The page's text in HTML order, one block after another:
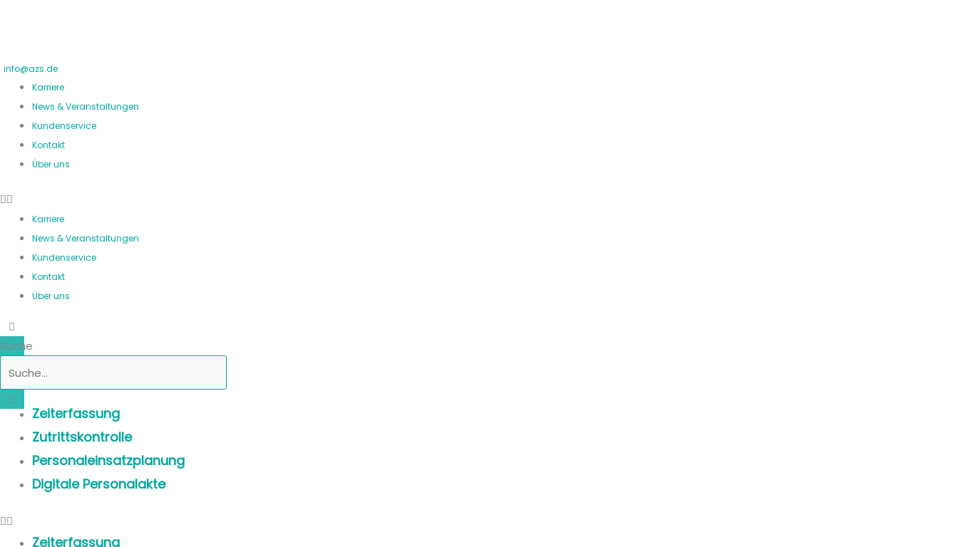
info@azs.de
Karriere
News & Veranstaltungen
Kundenservice
Kontakt
Über uns
Karriere
News & Veranstaltungen
Kundenservice
Kontakt
Über uns
Suche
Zeiterfassung
Zutrittskontrolle
Personaleinsatzplanung
Digitale Personalakte
Zeiterfassung